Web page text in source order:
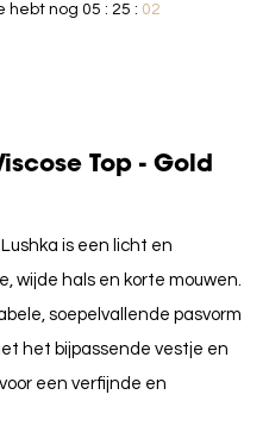
hebt nog 05 : 25 : 02
Top - Gold
is een licht en
wijde hals en korte mouwen.
soepelvallende pasvorm
het bijpassende vestje en
een verfijnde en